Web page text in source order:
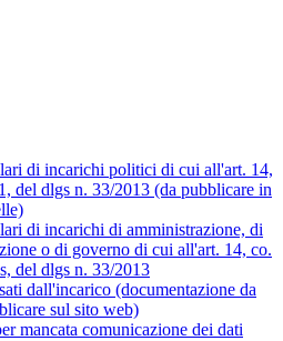
di incarichi politici di cui all'art. 14,
del dlgs n. 33/2013 (da pubblicare in
di incarichi di amministrazione, di
o di governo di cui all'art. 14, co.
del dlgs n. 33/2013
dall'incarico (documentazione da
sul sito web)
mancata comunicazione dei dati